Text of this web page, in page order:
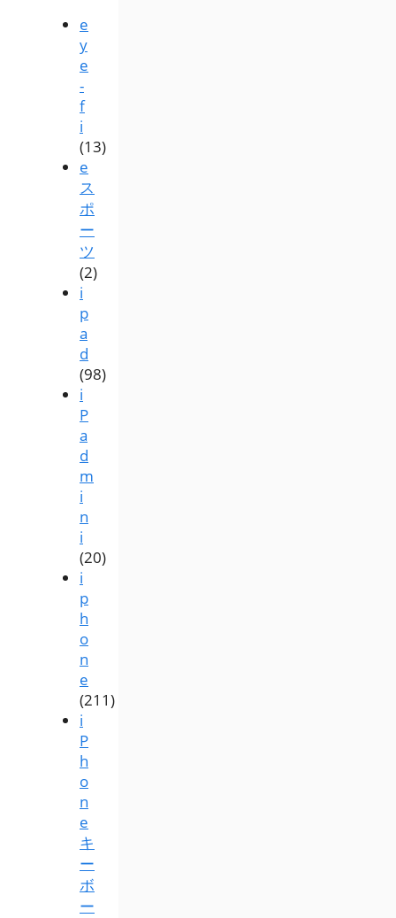
e
y
e
-
f
i
(13)
e
ス
ポ
ー
ツ
(2)
i
p
a
d
(98)
i
P
a
d
m
i
n
i
(20)
i
p
h
o
n
e
(211)
i
P
h
o
n
e
キ
ー
ボ
ー